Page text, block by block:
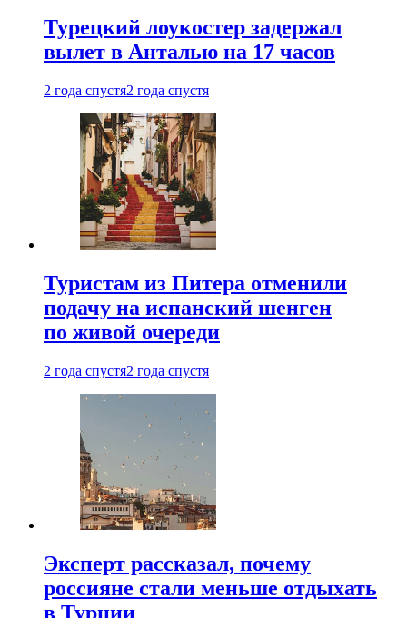
Турецкий лоукостер задержал
вылет в Анталью на 17 часов
2 года спустя2 года спустя
Туристам из Питера отменили
подачу на испанский шенген
по живой очереди
2 года спустя2 года спустя
Эксперт рассказал, почему
россияне стали меньше отдыхать
в Турции